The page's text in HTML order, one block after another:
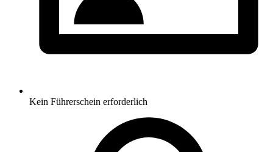
Kein Führerschein erforderlich